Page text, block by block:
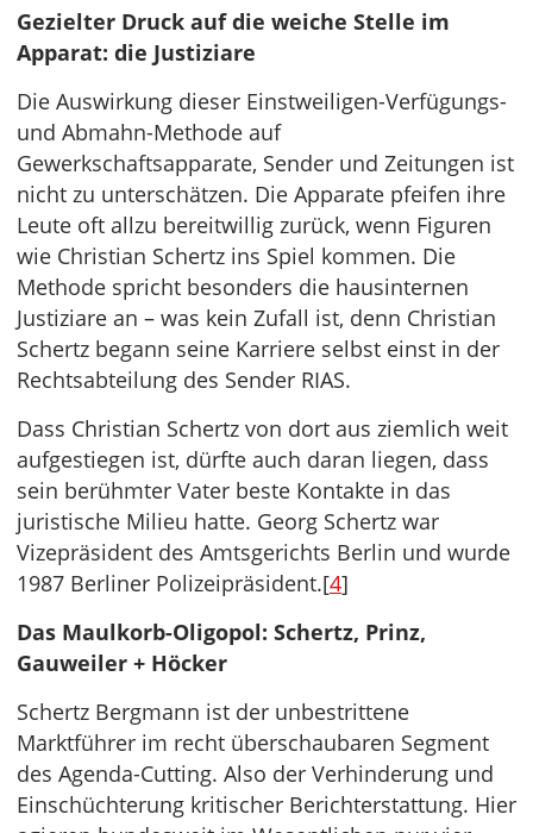
Gezielter Druck auf die weiche Stelle im
Apparat: die Justiziare
Die Auswirkung dieser Einstweiligen-Verfügungs-
und Abmahn-Methode auf
Gewerkschaftsapparate, Sender und Zeitungen ist
nicht zu unterschätzen. Die Apparate pfeifen ihre
Leute oft allzu bereitwillig zurück, wenn Figuren
wie Christian Schertz ins Spiel kommen. Die
Methode spricht besonders die hausinternen
Justiziare an – was kein Zufall ist, denn Christian
Schertz begann seine Karriere selbst einst in der
Rechtsabteilung des Sender RIAS.
Dass Christian Schertz von dort aus ziemlich weit
aufgestiegen ist, dürfte auch daran liegen, dass
sein berühmter Vater beste Kontakte in das
juristische Milieu hatte. Georg Schertz war
Vizepräsident des Amtsgerichts Berlin und wurde
1987 Berliner Polizeipräsident.[4]
Das Maulkorb-Oligopol: Schertz, Prinz,
Gauweiler + Höcker
Schertz Bergmann ist der unbestrittene
Marktführer im recht überschaubaren Segment
des Agenda-Cutting. Also der Verhinderung und
Einschüchterung kritischer Berichterstattung. Hier